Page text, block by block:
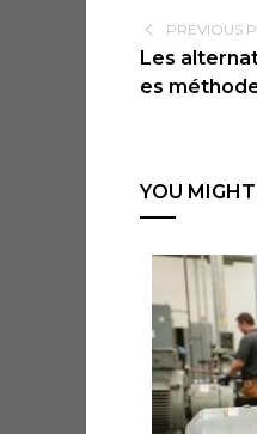
PREVIOUS
Les
es
YOU